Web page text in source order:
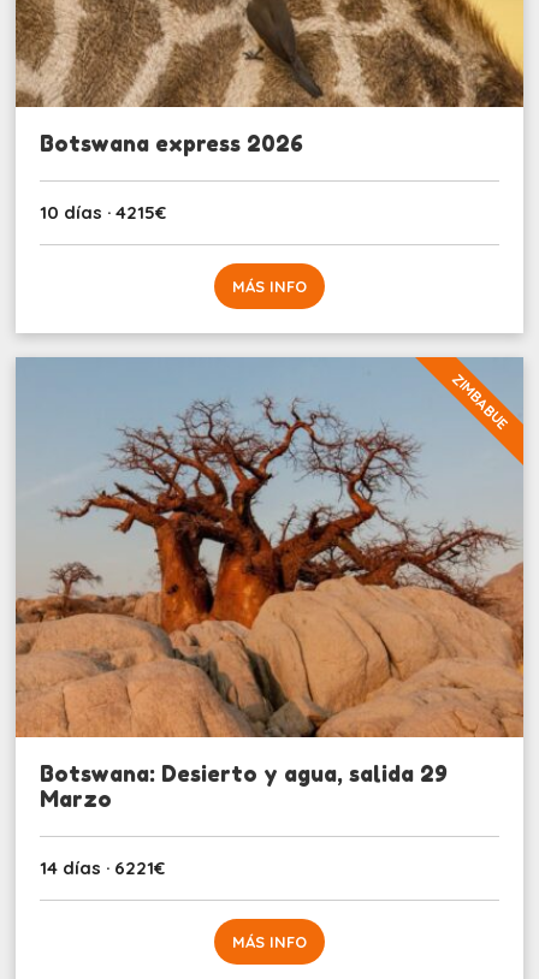
Botswana express 2026
10 días · 4215€
MÁS INFO
ZIMBABUE
Botswana: Desierto y agua, salida 29
Marzo
14 días · 6221€
MÁS INFO